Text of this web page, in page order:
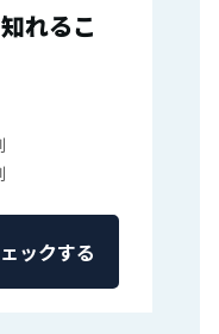
れるこ
ックする